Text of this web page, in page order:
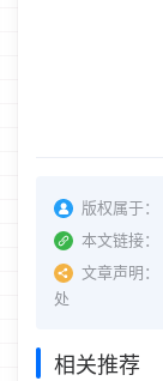
版权属于：
本文链接：
文章声明：
处
相关推荐